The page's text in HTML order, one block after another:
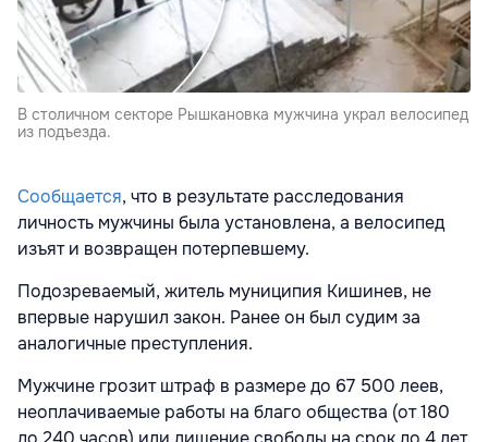
В столичном секторе Рышкановка мужчина украл велосипед
из подъезда.
Сообщается, что в результате расследования
личность мужчины была установлена, а велосипед
изъят и возвращен потерпевшему.
Подозреваемый, житель муниципия Кишинев, не
впервые нарушил закон. Ранее он был судим за
аналогичные преступления.
Мужчине грозит штраф в размере до 67 500 леев,
неоплачиваемые работы на благо общества (от 180